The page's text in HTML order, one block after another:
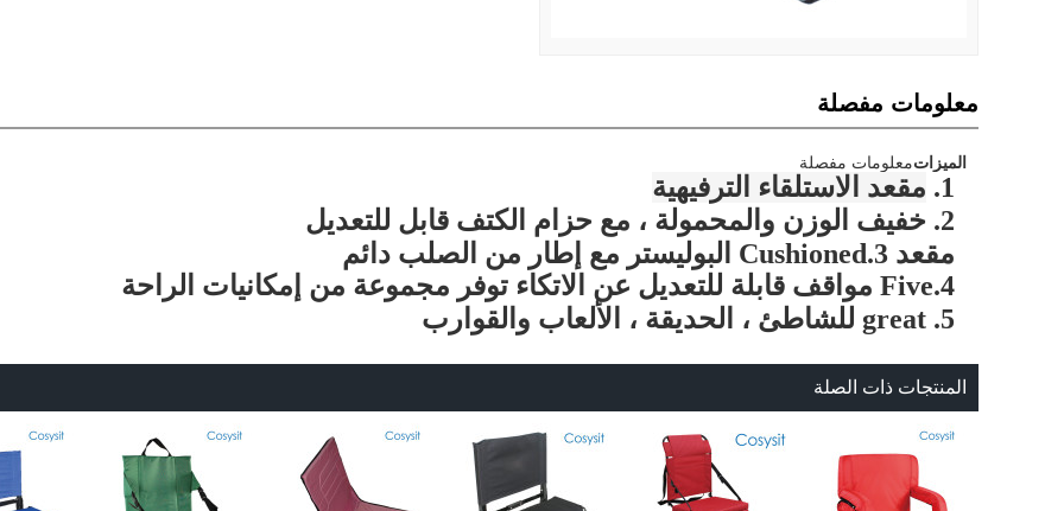
معلومات مفصلة
الميزاتمعلومات مفصلة
1. مقعد الاستلقاء الترفيهية
2. خفيف الوزن والمحمولة ، مع حزام الكتف قابل للتعديل
مقعد 3.Cushioned البوليستر مع إطار من الصلب دائم
4.Five
مواقف قابلة للتعديل عن الاتكاء توفر مجموعة من إمكانيات الراحة
5. great للشاطئ ، الحديقة ، الألعاب والقوارب
المنتجات ذات الصلة